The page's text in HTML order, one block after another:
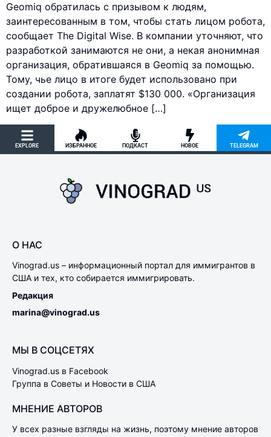
Geomiq обратилась с призывом к людям,
заинтересованным в том, чтобы стать лицом робота,
сообщает The Digital Wise. В компании уточняют, что
разработкой занимаются не они, а некая анонимная
организация, обратившаяся в Geomiq за помощью.
Тому, чье лицо в итоге будет использовано при
создании робота, заплатят $130 000. «Организация
ищет доброе и дружелюбное […]
EXPLORE ИЗБРАННОЕ ПОДКАСТ НОВОЕ TELEGRAM
О НАС
Vinograd.us – информационный портал для иммигрантов в
США и тех, кто собирается иммигрировать.
Редакция
marina@vinograd.us
МЫ В СОЦСЕТЯХ
Vinograd.us в Facebook
Группа в Советы и Новости в США
МНЕНИЕ АВТОРОВ
У всех разные взгляды на жизнь, поэтому мнение авторов